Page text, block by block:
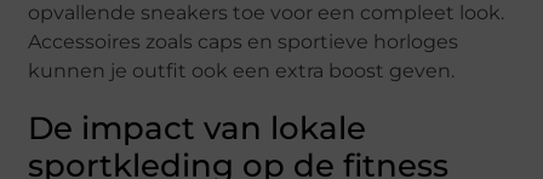
opvallende sneakers toe voor een compleet look.
Accessoires zoals caps en sportieve horloges
kunnen je outfit ook een extra boost geven.
De impact van lokale
sportkleding op de fitness